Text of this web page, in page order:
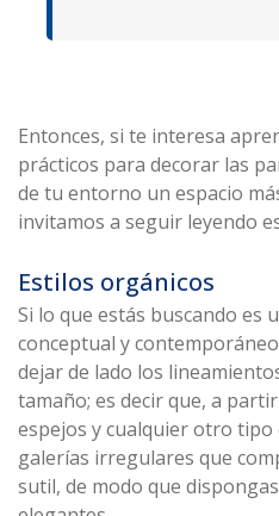
Entonces, si te interesa
prácticos para decorar las
de tu entorno un espacio
invitamos a seguir leyendo
Estilos orgánicos
Si lo que estás buscando es
conceptual y
dejar de lado los
tamaño; es decir que, a
espejos y cualquier otro
galerías irregulares que
sutil, de modo que